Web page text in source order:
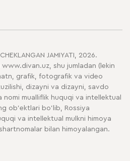
JAMIYATI, 2026.
shu jumladan (lekin
grafik, fotografik va video
dizayni va dizayni, savdo
nomi mualliflik huquqi va intellektual
ob'ektlari bo'lib, Rossiya
va intellektual mulkni himoya
bilan himoyalangan.